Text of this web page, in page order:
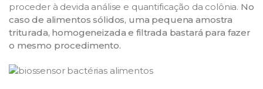
proceder à devida análise e quantificação da colônia. No
caso de alimentos sólidos, uma pequena amostra
triturada, homogeneizada e filtrada bastará para fazer
o mesmo procedimento.